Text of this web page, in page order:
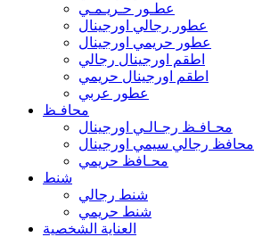
عطـور حـريـمـي
عطور رجالي اورجينال
عطور حريمي اورجينال
اطقم اورجينال رجالي
اطقم اورجينال حريمي
عطور عربي
محافـظ
محـافـظ رجـالـي اورجينال
محافظ رجالي سيمي اورجينال
محـافظ حريمي
شنط
شنط رجالي
شنط حريمي
العناية الشخصية